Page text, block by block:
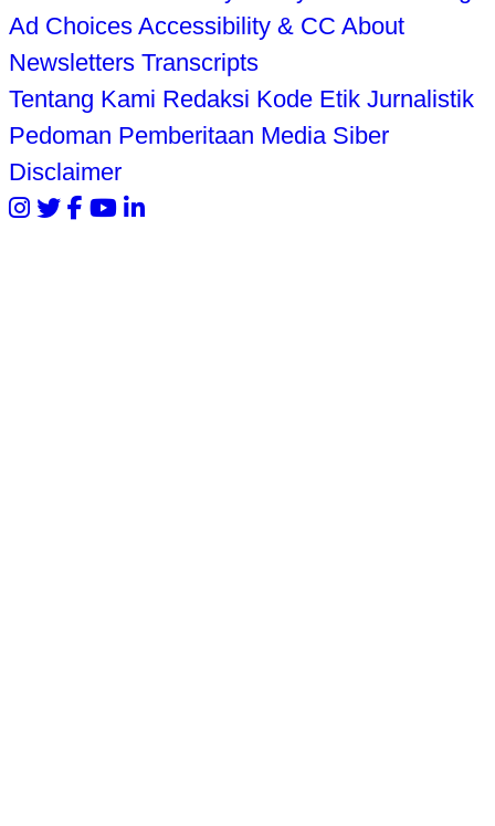
Ad Choices Accessibility & CC About
Newsletters Transcripts
Tentang Kami Redaksi Kode Etik Jurnalistik
Pedoman Pemberitaan Media Siber
Disclaimer